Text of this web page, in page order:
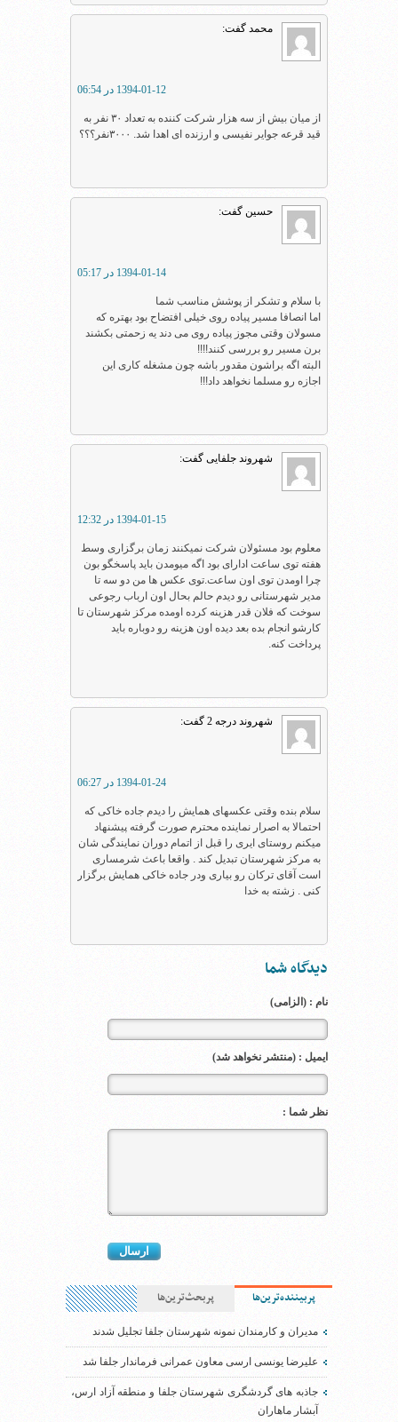
محمد گفت:
1394-01-12 در 06:54
از میان بیش از سه هزار شرکت کننده به تعداد ۳۰ نفر به
قید قرعه جوایر نفیسی و ارزنده ای اهدا شد. ۳۰۰۰نفر؟؟؟
حسین گفت:
1394-01-14 در 05:17
با سلام و تشکر از پوشش مناسب شما
اما انصافا مسیر پیاده روی خیلی افتضاح بود بهتره که
مسولان وقتی مجوز پیاده روی می دند یه زحمتی بکشند
برن مسیر رو بررسی کنند!!!!
البته اگه براشون مقدور باشه چون مشغله کاری این
اجازه رو مسلما نخواهد داد!!!
شهروند جلفایی گفت:
1394-01-15 در 12:32
معلوم بود مسئولان شرکت نمیکنند زمان برگزاری وسط
هفته توی ساعت ادارای بود اگه میومدن باید پاسخگو بون
چرا اومدن توی اون ساعت.توی عکس ها من دو سه تا
مدیر شهرستانی رو دیدم حالم بحال اون ارباب رجوعی
سوخت که فلان قدر هزینه کرده اومده مرکز شهرستان تا
کارشو انجام بده بعد دیده اون هزینه رو دوباره باید
پرداخت کنه.
شهروند درجه 2 گفت:
1394-01-24 در 06:27
سلام بنده وقتی عکسهای همایش را دیدم جاده خاکی که
احتمالا به اصرار نماینده محترم صورت گرفته پیشنهاد
میکنم روستای ایری را قبل از اتمام دوران نمایندگی شان
به مرکز شهرستان تبدیل کند . واقعا باعث شرمساری
است آقای ترکان رو بیاری ودر جاده خاکی همایش برگزار
کنی . زشته به خدا
دیدگاه شما
نام : (الزامی)
ایمیل : (منتشر نخواهد شد)
نظر شما :
پربیننده‌ترین‌ها پربحث‌ترین‌ها
مدیران و کارمندان نمونه شهرستان جلفا تجلیل شدند
علیرضا یونسی ارسی معاون عمرانی فرماندار جلفا شد
جاذبه های گردشگری شهرستان جلفا و منطقه آزاد ارس،
آبشار ماهاران